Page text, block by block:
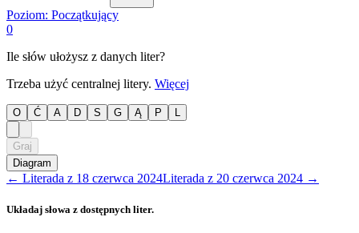
Poziom: Początkujący
0
Ile słów ułożysz z danych liter?
Trzeba użyć centralnej litery. Więcej
O Ć A D S G Ą P
Graj
Diagram
← Literada z 18 czerwca 2024Literada z 20 czerwca 2024 →
Układaj słowa z dostępnych liter.